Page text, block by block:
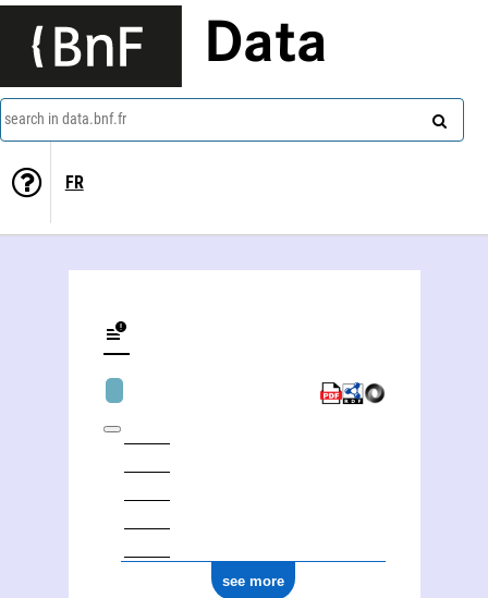
Data
search in data.bnf.fr
FR
see more